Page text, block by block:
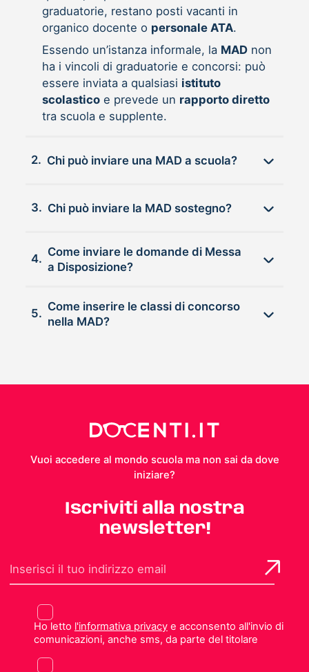
graduatorie, restano posti vacanti in
organico docente o personale ATA.
Essendo un’istanza informale, la MADnon
ha i vincoli di graduatorie e concorsi: può
essere inviata a qualsiasi istituto
scolasticoe prevede un rapporto diretto
tra scuola e supplente.
2. Chi può inviare una MAD a scuola?
3. Chi può inviare la MAD sostegno?
4.
Come inviare le domande di Messa
a Disposizione?
5.
Come inserire le classi di concorso
nella MAD?
Vuoi accedere al mondo scuola ma non sai da dove
iniziare?
Iscriviti alla nostra
newsletter!
Ho letto l'informativa privacye acconsento all'invio di
comunicazioni, anche sms, da parte del titolare